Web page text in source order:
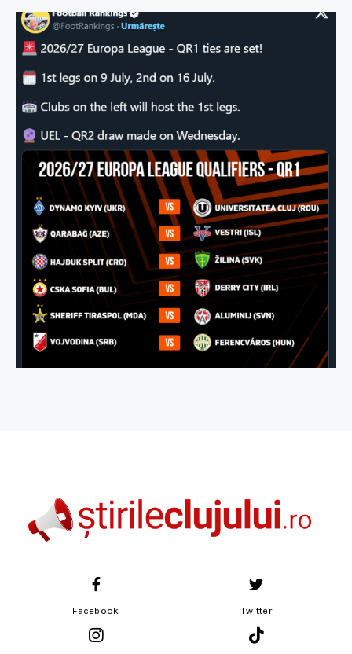
Facebook Twitter